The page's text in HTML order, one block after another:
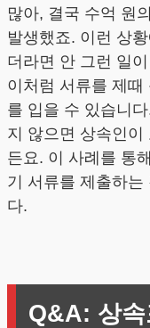
많아, 결국 수억 원
발생했죠. 이런 상
더라면 안 그런 일
이처럼 서류를 제때
를 입을 수 있습니
지 않으면 상속인이
든요. 이 사례를 통
기 서류를 제출하는
다.
Q&A: 상